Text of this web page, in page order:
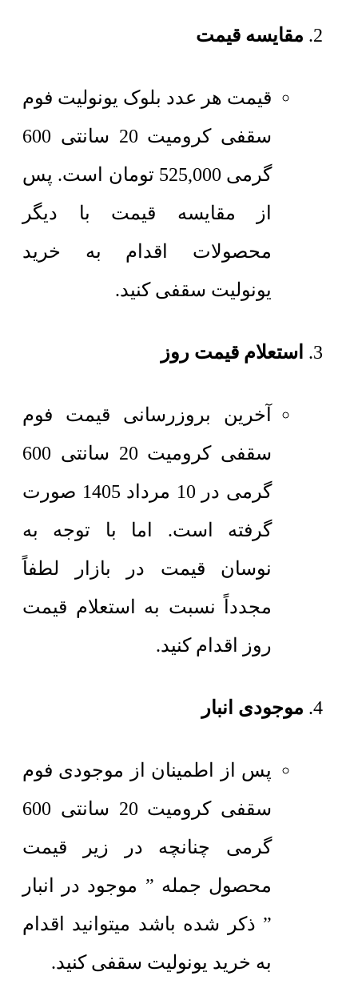
مقایسه قیمت
قیمت هر عدد بلوک یونولیت فوم
سقفی کرومیت 20 سانتی 600
گرمی 525,000 تومان است. پس
از مقایسه قیمت با دیگر
محصولات اقدام به خرید
یونولیت سقفی کنید.
استعلام قیمت روز
آخرین بروزرسانی قیمت فوم
سقفی کرومیت 20 سانتی 600
گرمی در 10 مرداد 1405 صورت
گرفته است. اما با توجه به
نوسان قیمت در بازار لطفاً
مجدداً نسبت به استعلام قیمت
روز اقدام کنید.
موجودی انبار
پس از اطمینان از موجودی فوم
سقفی کرومیت 20 سانتی 600
گرمی چنانچه در زیر قیمت
محصول جمله ” موجود در انبار
” ذکر شده باشد میتوانید اقدام
به خرید یونولیت سقفی کنید.